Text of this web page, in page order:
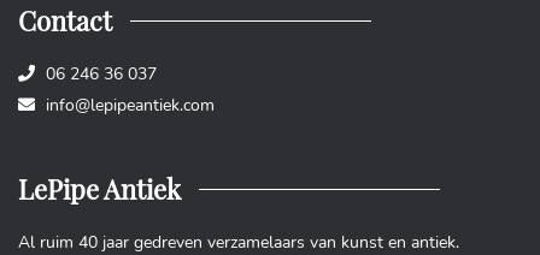
Contact
06 246 36 037
info@lepipeantiek.com
LePipe Antiek
Al ruim 40 jaar gedreven verzamelaars van kunst en antiek.